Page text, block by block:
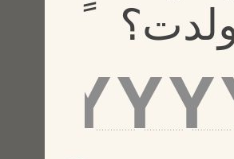
الذي نستخدمه من
مستقلة مُعترف بها عالميًا.
الكاكاو بعناية لصنع
الكاكاو الخاصة بنا،
اكتسبنا خبرة واسعة
لتعزيزنكهتها